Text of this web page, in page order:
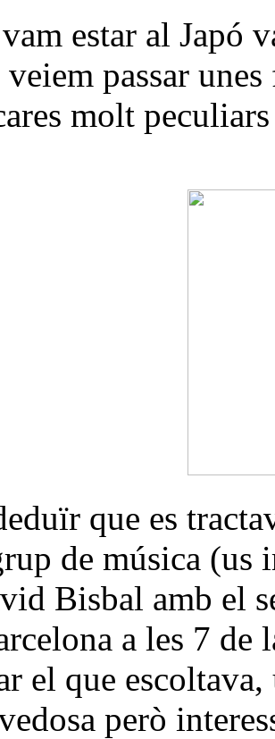
estar al Japó
passar
molt
que es
de música (us
Bisbal amb el
a les 7 de
el que
però